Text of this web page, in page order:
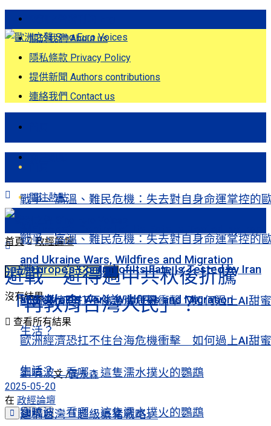
關於我們 About us
隱私條款 Privacy Policy
提供新聞 Authors contributions
連絡我們 Contact us
戰爭、高溫、難民危機：失去對自身命運掌控的
and Ukraine Wars, Wildfires and Migration
歐洲經濟恐扛不住台海危機衝擊 如何過上AI甜蜜
生活？
劉曉波：看哪，這隻濡水撲火的鸚鵡
建構台灣「超級豪豬戰略」
關注熱點
戰爭、高溫、難民危機：失去對自身命運掌控的
洲Europe’s Control of Its Fate Is Tested by Iran
and Ukraine Wars, Wildfires and Migration
歐洲經濟恐扛不住台海危機衝擊 如何過上AI甜蜜
生活？
劉曉波：看哪，這隻濡水撲火的鸚鵡
沒有結果
查看所有結果
首頁 政經論壇
避戰 避得過中共秋後折騰
「再教育台灣人民」？
文 /黃永森
2025-05-20
在 政經論壇